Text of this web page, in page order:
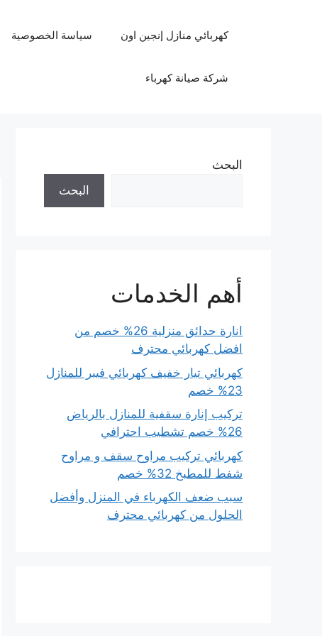
كهربائي منازل إنجين اون سياسة الخصوصية
شركة صيانة كهرباء
البحث
البحث
أهم الخدمات
انارة حدائق منزلية 26% خصم من
افضل كهربائي محترف
كهربائي تيار خفيف كهربائي فيبر للمنازل
23% خصم
تركيب إنارة سقفية للمنازل بالرياض
26% خصم تشطيب احترافي
كهربائي تركيب مراوح سقف و مراوح
شفط للمطبخ 32% خصم
سبب ضعف الكهرباء في المنزل وأفضل
الحلول من كهربائي محترف